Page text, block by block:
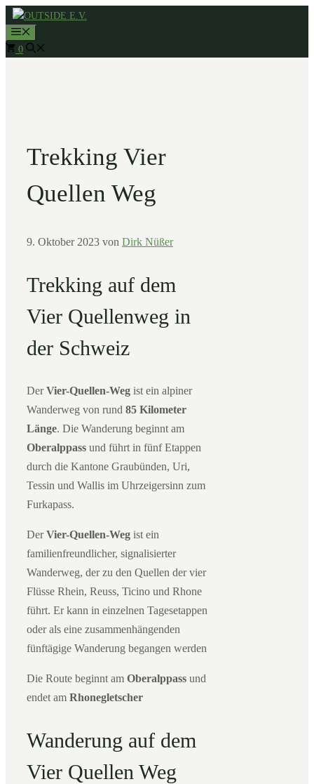
Zum
Inhalt
springen
0
Trekking Vier
Quellen Weg
9. Oktober 2023 von Dirk Nüßer
Trekking auf dem
Vier Quellenweg in
der Schweiz
DerVier-Quellen-Weg ist ein alpiner
Wanderweg von rund 85 Kilometer
Länge. Die Wanderung beginnt am
Oberalppass und führt in fünf Etappen
durch die Kantone Graubünden, Uri,
Tessin und Wallis im Uhrzeigersinn zum
Furkapass.
DerVier-Quellen-Weg ist ein
familienfreundlicher, signalisierter
Wanderweg, der zu den Quellen der vier
Flüsse Rhein, Reuss, Ticino und Rhone
führt. Er kann in einzelnen Tagesetappen
oder als eine zusammenhängenden
fünftägige Wanderung begangen werden
Die Route beginnt am Oberalppass und
endet am Rhonegletscher
Wanderung auf dem
Vier Quellen Weg